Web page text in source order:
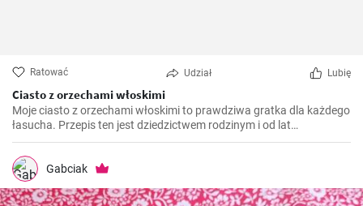
Ratować Udział Lubię
Ciasto z orzechami włoskimi
Moje ciasto z orzechami włoskimi to prawdziwa gratka dla każdego
łasucha. Przepis ten jest dziedzictwem rodzinym i od lat
przygotowuję go na różne okazje, niezależnie od pory roku. To
ciasto jest niezwykle aromatyczne, pyszne i rozpływa się w ustach.
Jest również idealnym połączeniem chrupiących orzechów
włoskich i delikatnego biszkoptu.
Gabciak